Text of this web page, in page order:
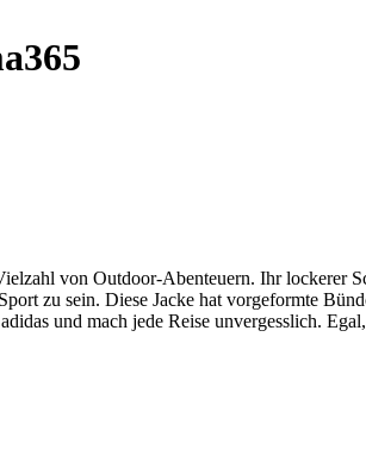
von Outdoor-Abenteuern. Ihr lockerer
zu sein. Diese Jacke hat vorgeformte
und mach jede Reise unvergesslich.